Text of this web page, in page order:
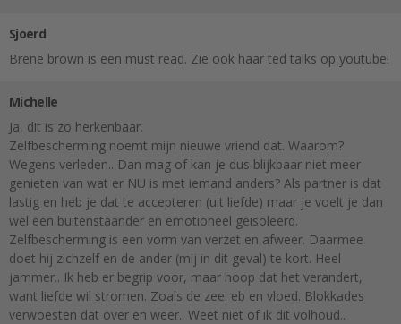
Sjoerd
Brene brown is een must read. Zie ook haar ted talks op youtube!
Michelle
Ja, dit is zo herkenbaar.
Zelfbescherming noemt mijn nieuwe vriend dat. Waarom?
Wegens verleden.. Dan mag of kan je dus blijkbaar niet meer
genieten van wat er NU is met iemand anders? Als partner is dat
lastig en heb je dat te accepteren (uit liefde) maar je voelt je dan
wel een buitenstaander en emotioneel geisoleerd.
Zelfbescherming is een vorm van verzet en afweer. Daarmee
doet hij zichzelf en de ander (mij in dit geval) te kort. Heel
jammer.. Ik heb er begrip voor, maar hoop dat het verandert,
want liefde wil stromen. Zoals de zee: eb en vloed. Blokkades
verwoesten dat over en weer.. Weet niet of ik dit volhoud..